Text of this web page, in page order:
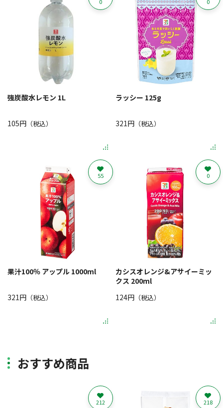
強炭酸水レモン 1L
105円 （税込）
ラッシー 125g
321円（税込）
果汁100％ アップル 1000ml
321円 （税込）
55
カシスオレンジ&アサイーミッ
クス 200ml
124円（税込）
0
おすすめ商品
212 218